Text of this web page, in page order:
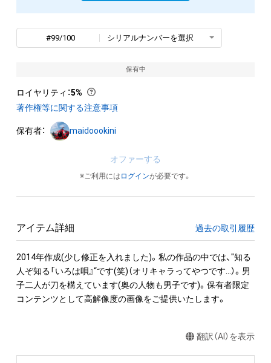
#99/100 シリアルナンバーを選択
保有中
ロイヤリティ ：5%
著作権等に関する注意事項
保有者： maidoookini
オファーする
※ご利用には ログインが必要です。
アイテム詳細 過去の取引履歴
2014年作成(少し修正を入れました)。私の作品の中では、"知る
人ぞ知る「いろは唄』“です(笑)（オリキャラってやつです…）。男
子二人が刀を構えています(奥の人物も男子です)。保有者限定
コンテンツとして高解像度の画像をご提供いたします。
翻訳（AI）を表示